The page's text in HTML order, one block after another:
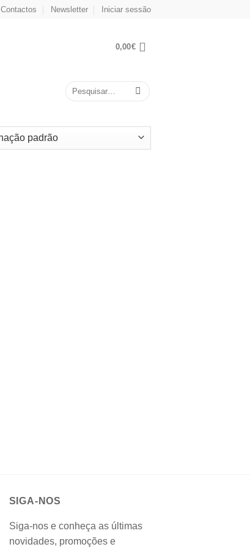
Contactos Newsletter Iniciar sessão
0,00€
Pesquisar
SIGA-NOS
Siga-nos e conheça as últimas
novidades, promoções e